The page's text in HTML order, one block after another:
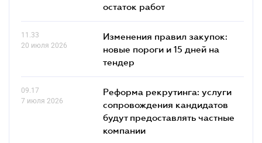
остаток работ
11.33
20 июля 2026
Изменения правил закупок:
новые пороги и 15 дней на
тендер
09.17
7 июля 2026
Реформа рекрутинга: услуги
сопровождения кандидатов
будут предоставлять частные
компании